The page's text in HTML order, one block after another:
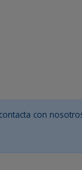
con